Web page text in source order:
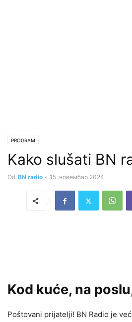
PROGRAM
Kako slušati BN
Od BN radio - 15. новембар 2024.
Kod kuće, na
Poštovani prijatelji! BN Radio je